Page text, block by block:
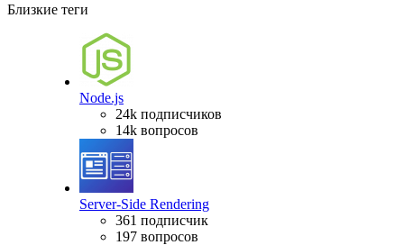
Близкие теги
Node.js
24k подписчиков
14k вопросов
Server-Side Rendering
361 подписчик
197 вопросов